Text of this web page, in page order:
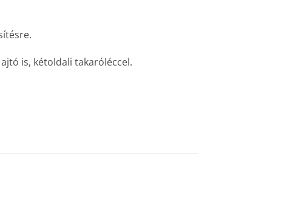
is, kétoldali takaróléccel.